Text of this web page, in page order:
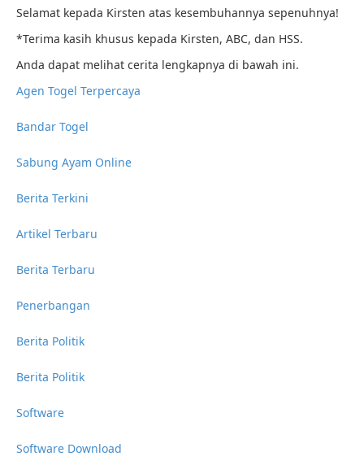
Selamat kepada Kirsten atas kesembuhannya sepenuhnya!
*Terima kasih khusus kepada Kirsten, ABC, dan HSS.
Anda dapat melihat cerita lengkapnya di bawah ini.
Agen Togel Terpercaya
Bandar Togel
Sabung Ayam Online
Berita Terkini
Artikel Terbaru
Berita Terbaru
Penerbangan
Berita Politik
Berita Politik
Software
Software Download